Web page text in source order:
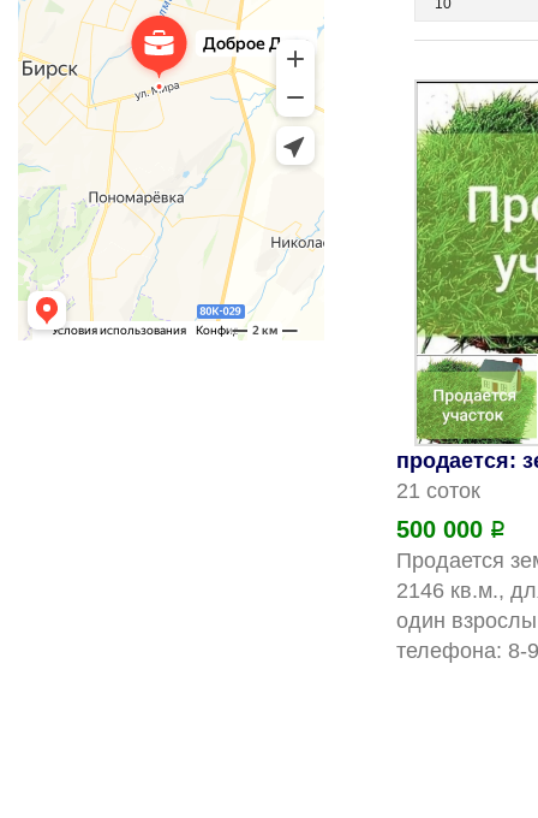
продается:
21 соток
500 000 Р
Продается
2146 кв.м.,
один